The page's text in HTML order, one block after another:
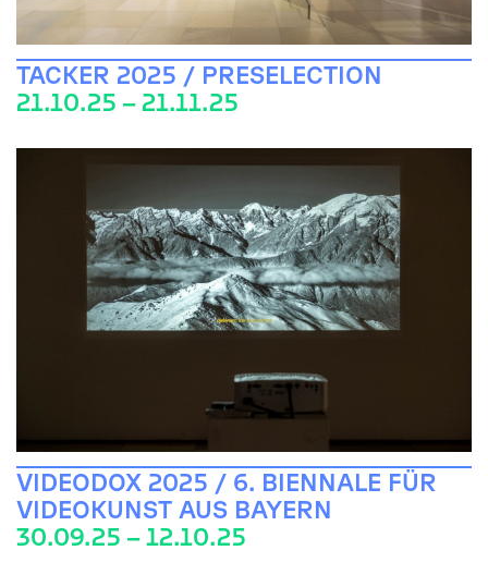
TACKER 2025 / PRESELECTION
21.10.25 – 21.11.25
VIDEODOX 2025 / 6. BIENNALE FÜR
VIDEOKUNST AUS BAYERN
30.09.25 – 12.10.25